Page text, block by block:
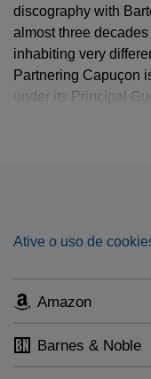
discography with
almost three
inhabiting very
Partnering Capuçon
under its Principal
Ative o uso de
Amazon
Barnes & Noble